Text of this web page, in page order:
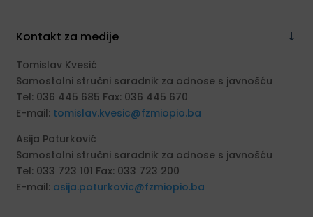
Kontakt za medije
Tomislav Kvesić
Samostalni stručni saradnik za odnose s javnošću
Tel: 036 445 685 Fax: 036 445 670
E-mail: tomislav.kvesic@fzmiopio.ba
Asija Poturković
Samostalni stručni saradnik za odnose s javnošću
Tel: 033 723 101 Fax: 033 723 200
E-mail: asija.poturkovic@fzmiopio.ba